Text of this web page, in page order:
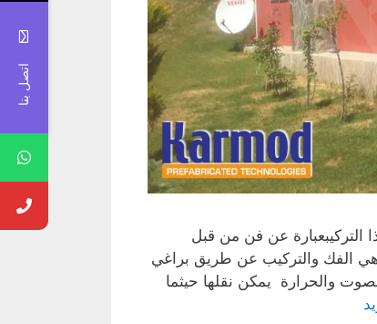
التركيبعبارة عن فن من قبل
الفك والتركيب عن طريق براغي
والحرارة يمكن نقلها حيثما
اتصل بنا